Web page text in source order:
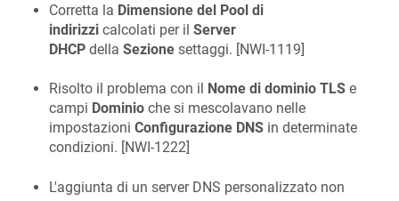
Corretta la Dimensione del Pool di
indirizzi calcolati per il Server
DHCP della Sezione settaggi. [NWI-1119]
Risolto il problema con il Nome di dominio TLS e
campi Dominio che si mescolavano nelle
impostazioni Configurazione DNS in determinate
condizioni. [NWI-1222]
L'aggiunta di un server DNS personalizzato non